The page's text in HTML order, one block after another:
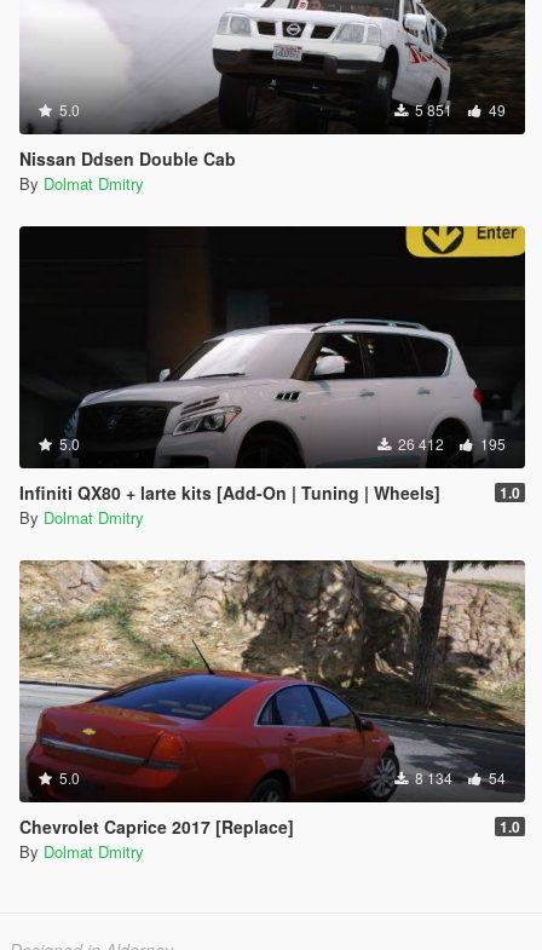
5.0 5 851 49
Nissan Ddsen Double Cab
By Dolmat Dmitry
5.0 26 412 195
Infiniti QX80 + larte kits [Add-On | Tuning | Wheels] 1.0
By Dolmat Dmitry
5.0 8 134 54
Chevrolet Caprice 2017 [Replace] 1.0
By Dolmat Dmitry